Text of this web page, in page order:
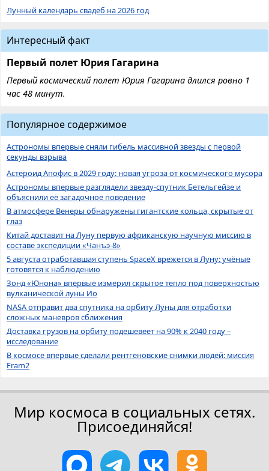
Лунный календарь свадеб на 2026 год
Интересный факт
Первый полет Юрия Гагарина
Первый космический полет Юрия Гагарина длился ровно 1
час 48 минут.
Популярное содержимое
Астрономы впервые сняли гибель массивной звезды с первой
секунды взрыва
Астероид Апофис в 2029 году: новая угроза от космического мусора
Астрономы впервые разглядели звезду-спутник Бетельгейзе и
объяснили её загадочное поведение
В атмосфере Венеры обнаружены гигантские кольца, скрытые от
глаз
Китай доставит на Луну первую африканскую научную миссию в
составе экспедиции «Чанъэ-8»
5 августа отработавшая ступень SpaceX врежется в Луну: учёные
готовятся к наблюдению
Зонд «Юнона» впервые измерил скрытое тепло под поверхностью
вулканической луны Ио
NASA отправит два спутника на орбиту Луны для отработки
сложных маневров сближения
Доставка грузов на орбиту подешевеет на 90% к 2040 году –
исследование
В космосе впервые сделали рентгеновские снимки людей: миссия
Fram2
Мир космоса в социальных сетях.
Присоединяйся!